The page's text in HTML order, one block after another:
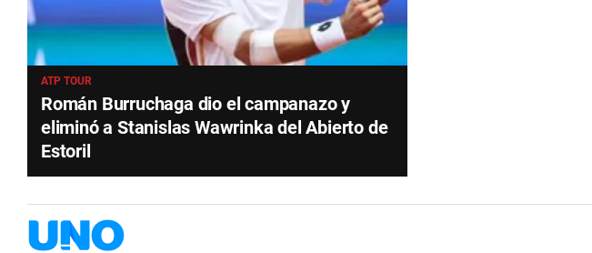
ATP TOUR
Román Burruchaga dio el campanazo y
eliminó a Stanislas Wawrinka del Abierto de
Estoril